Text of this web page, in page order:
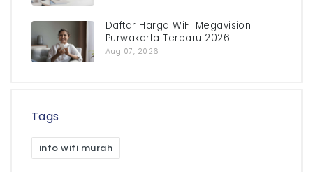
Daftar Harga WiFi Megavision
Purwakarta Terbaru 2026
Aug 07, 2026
Tags
info wifi murah